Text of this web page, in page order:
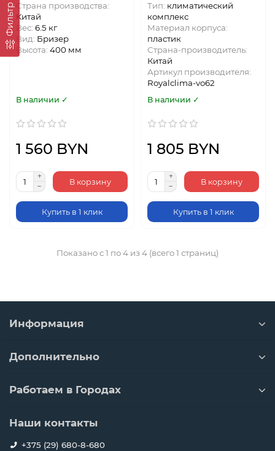
Фильтр Страна производства:
Китай
Вес: 6.5 кг
Вид: Бризер
Высота: 400 мм
В наличии ✓
1 560 BYN
В корзину
Купить в 1 клик
Тип: климатический
комплекс
Материал корпуса:
пластик
Страна-производитель:
Китай
Артикул производителя:
Royalclima-vo62
В наличии ✓
1 805 BYN
В корзину
Купить в 1 клик
Показано с 1 по 4 из 4 (всего 1 страниц)
Информация
Дополнительно
Работаем в Городах
Наши контакты
+375 (29) 680-8-680